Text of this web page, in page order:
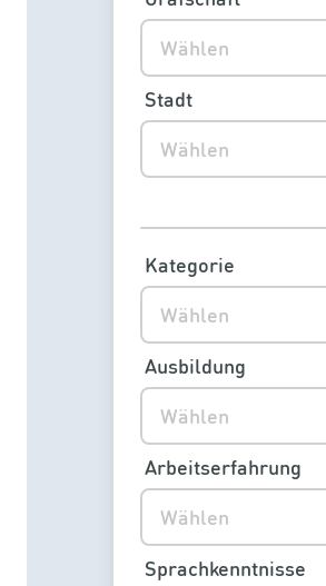
Wählen
Wählen
Stadt
Wählen
Kategorie
Wählen
Ausbildung
Wählen
Arbeitserfahrung
Sprachkenntnisse